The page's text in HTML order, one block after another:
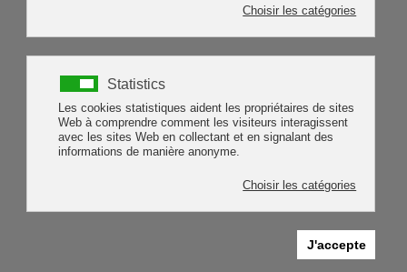
Choisir les catégories
Statistics
Les cookies statistiques aident les propriétaires de sites
Web à comprendre comment les visiteurs interagissent
avec les sites Web en collectant et en signalant des
informations de manière anonyme.
Choisir les catégories
J'accepte